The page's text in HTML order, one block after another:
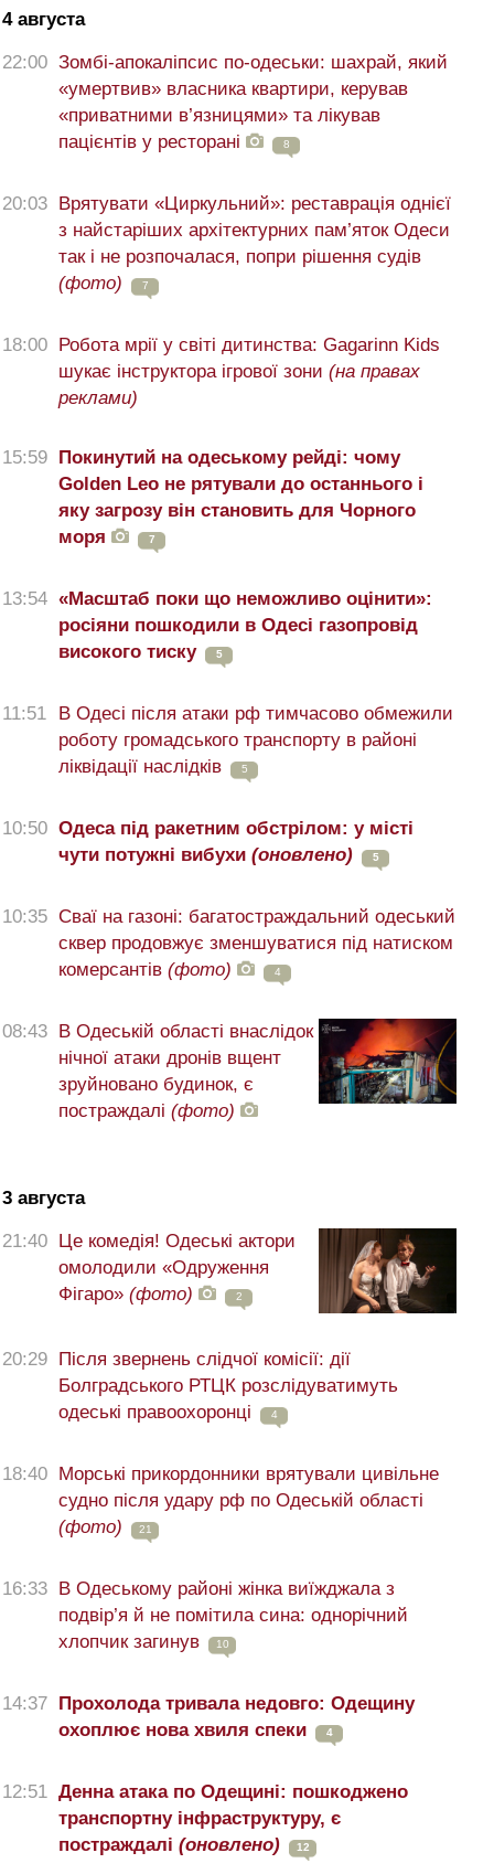
4 августа
22:00 Зомбі-апокаліпсис по-одеськи: шахрай, який
«умертвив» власника квартири, керував
«приватними в’язницями» та лікував
пацієнтів у ресторані
8
20:03 Врятувати «Циркульний»: реставрація однієї
з найстаріших архітектурних пам’яток Одеси
так і не розпочалася, попри рішення судів
(фото)
7
18:00 Робота мрії у світі дитинства: Gagarinn Kids
шукає інструктора ігрової зони (на правах
реклами)
15:59 Покинутий на одеському рейді: чому
Golden Leo не рятували до останнього і
яку загрозу він становить для Чорного
моря
7
13:54 «Масштаб поки що неможливо оцінити»:
росіяни пошкодили в Одесі газопровід
високого тиску
5
11:51
В Одесі після атаки рф тимчасово обмежили
роботу громадського транспорту в районі
ліквідації наслідків
5
10:50 Одеса під ракетним обстрілом: у місті
чути потужні вибухи (оновлено) 5
10:35 Сваї на газоні: багатостраждальний одеський
сквер продовжує зменшуватися під натиском
комерсантів (фото) 4
08:43 В Одеській області внаслідок
нічної атаки дронів вщент
зруйновано будинок, є
постраждалі (фото)
3 августа
21:40 Це комедія! Одеські актори
омолодили «Одруження
Фігаро» (фото) 2
20:29 Після звернень слідчої комісії: дії
Болградського РТЦК розслідуватимуть
одеські правоохоронці
4
18:40 Морські прикордонники врятували цивільне
судно після удару рф по Одеській області
(фото)
21
16:33 В Одеському районі жінка виїжджала з
подвір’я й не помітила сина: однорічний
хлопчик загинув
10
14:37 Прохолода тривала недовго: Одещину
охоплює нова хвиля спеки
4
12:51 Денна атака по Одещині: пошкоджено
транспортну інфраструктуру, є
постраждалі (оновлено) 12